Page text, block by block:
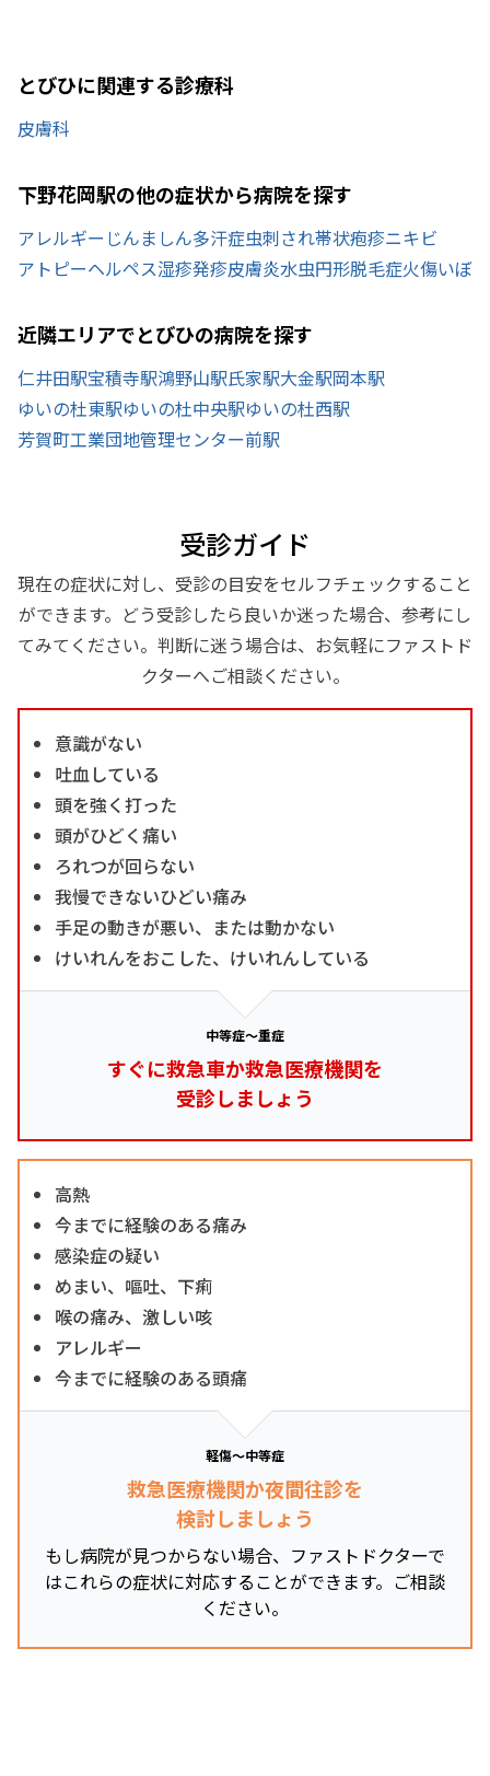
とびひに関連する診療科
皮膚科
下野花岡駅の他の症状から病院を探す
アレルギー じんましん多汗症虫刺され帯状疱疹ニキビ
アトピーヘルペス湿疹発疹皮膚炎水虫円形脱毛症火傷いぼ
近隣エリアでとびひの病院を探す
仁井田駅宝積寺駅鴻野山駅氏家駅大金駅岡本駅
ゆいの杜東駅ゆいの杜中央駅ゆいの杜西駅
芳賀町工業団地管理センター前駅
受診ガイド
現在の症状に対し、受診の目安をセルフチェックすること
ができます。どう受診したら良いか迷った場合、参考にし
てみてください。判断に迷う場合は、お気軽にファストド
クターへご相談ください。
意識がない
吐血している
頭を強く打った
頭がひどく痛い
ろれつが回らない
我慢できないひどい痛み
手足の動きが悪い、または動かない
けいれんをおこした、けいれんしている
中等症～重症
すぐに救急車か救急医療機関を
受診しましょう
高熱
今までに経験のある痛み
感染症の疑い
めまい、嘔吐、下痢
喉の痛み、激しい咳
アレルギー
今までに経験のある頭痛
軽傷～中等症
救急医療機関か夜間往診を
検討しましょう
もし病院が見つからない場合、ファストドクターで
はこれらの症状に対応することができます。ご相談
ください。